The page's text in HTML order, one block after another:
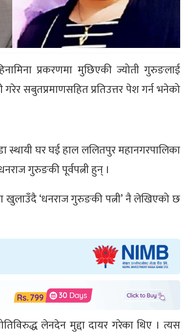
प्रकरणमा मुछिएकी ज्योती गुरुङलाई
सबुतप्रमाणसहित प्रतिउत्तर पेश गर्न भनेको
स्थायी घर घई हाल ललितपुर महानगरपालिका
गुरुङकी पूर्वपत्नी हुन् ।
‘धनराज गुरुङकी पत्नी’ नै लेखिएको छ
लेनदेन मुद्दा दायर गरेका थिए । त्यस